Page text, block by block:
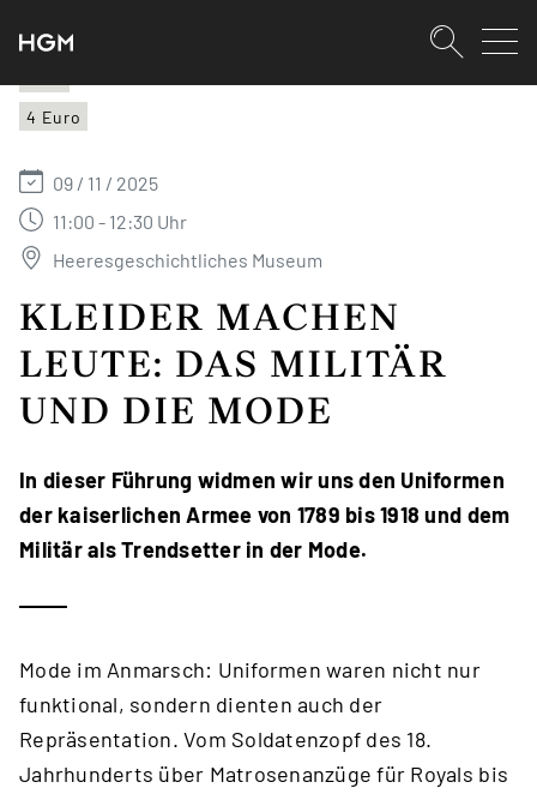
SKIPLINKS
4 Euro
09 / 11 / 2025
11:00 - 12:30 Uhr
Heeresgeschichtliches Museum
KLEIDER MACHEN
LEUTE: DAS MILITÄR
UND DIE MODE
In dieser Führung widmen wir uns den Uniformen
der kaiserlichen Armee von 1789 bis 1918 und dem
Militär als Trendsetter in der Mode.
Mode im Anmarsch: Uniformen waren nicht nur
funktional, sondern dienten auch der
Repräsentation. Vom Soldatenzopf des 18.
Jahrhunderts über Matrosenanzüge für Royals bis